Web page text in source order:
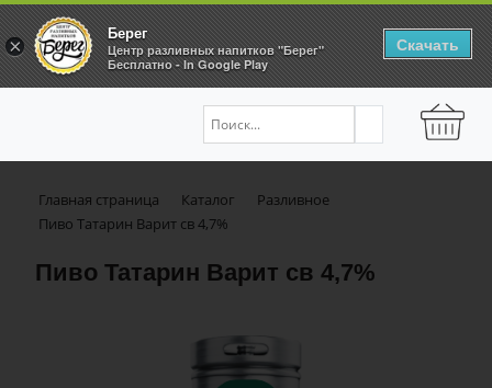
Главная страница Каталог
Разливное
Пиво Татарин Варит св 4,7%
Пиво Татарин Варит св 4,7%
×
Берег
Центр разливных напитков "Берег"
Бесплатно - In Google Play
Скачать